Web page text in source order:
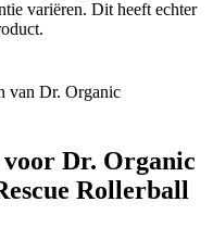
variëren. Dit heeft echter
van Dr. Organic
voor Dr. Organic
Rollerball